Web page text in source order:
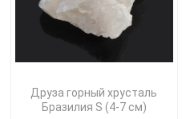
Друза горный хрусталь
Бразилия S (4-7 см)